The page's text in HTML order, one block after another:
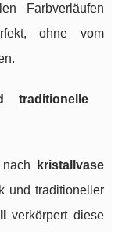
Farbverläufen
ohne vom
traditionelle
kristallvase
und traditioneller
verkörpert diese